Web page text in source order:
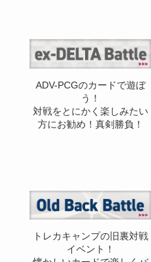
ADV-PCGのカードで遊ぼ
う！
対戦をとにかく楽しみたい
方にお勧め！真剣勝負！
トレカキャンプの旧裏対戦
イベント！